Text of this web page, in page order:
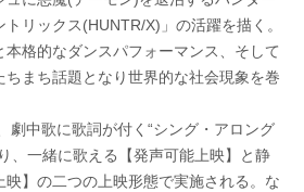
リックス(HUNTR/X)」の活躍を描く。
格的なダンスパフォーマンス、そして
ちまち話題となり世界的な社会現象を巻
劇中歌に歌詞が付く“シング・アロング
、一緒に歌える【発声可能上映】と静
】の二つの上映形態で実施される。な